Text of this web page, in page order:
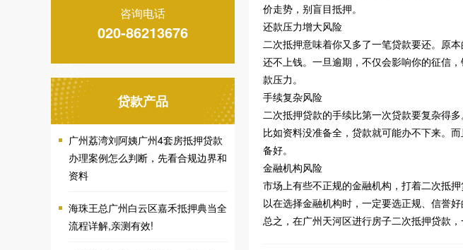
咨询电话
020-86213676
贷款产品
广州荔湾刘阿姨广州4套房抵押贷款
办理案例怎么判断，先看合规边界和
资料
海珠王总广州白云区嘉禾抵押典当全
流程详解,亲测有效!
价走势，别盲目抵押。
还款压力增大风险
二次抵押意味着你又多了一笔贷款要还。原
还不上钱。一旦逾期，不仅会影响你的征信
款压力。
手续复杂风险
二次抵押贷款的手续比第一次贷款要复杂得
比如资料没准备全，贷款就可能办不下来。
备好。
金融机构风险
市场上有些不正规的金融机构，打着二次抵
以在选择金融机构时，一定要选正规、信誉好
总之，在广州天河区进行房子二次抵押贷款